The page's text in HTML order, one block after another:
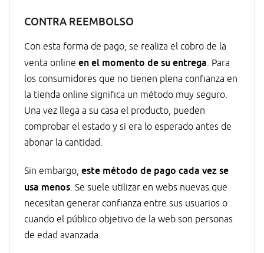
CONTRA REEMBOLSO
Con esta forma de pago, se realiza el cobro de la
venta online en el momento de su entrega. Para
los consumidores que no tienen plena confianza en
la tienda online significa un método muy seguro.
Una vez llega a su casa el producto, pueden
comprobar el estado y si era lo esperado antes de
abonar la cantidad.
Sin embargo, este método de pago cada vez se
usa menos. Se suele utilizar en webs nuevas que
necesitan generar confianza entre sus usuarios o
cuando el público objetivo de la web son personas
de edad avanzada.